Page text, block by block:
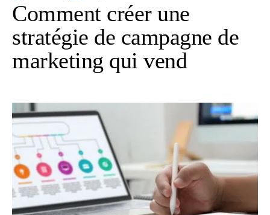
Comment créer une
stratégie de campagne de
marketing qui vend